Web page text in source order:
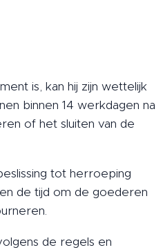
is, kan hij zijn wettelijk
binnen 14 werkdagen na
of het sluiten van de
tot herroeping
de tijd om de goederen
de regels en